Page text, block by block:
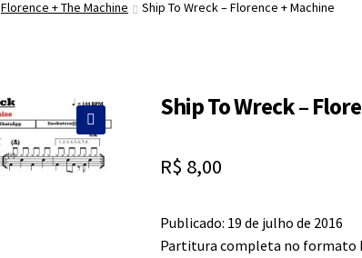
Florence + The Machine Ship To Wreck – Florence + Machine
🔍
Ship To Wreck –
R$ 8,00
Publicado: 19 de julho de 2016
Partitura completa no formato